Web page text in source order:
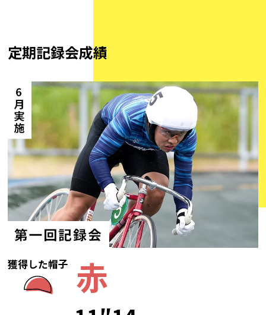
定期記録会成績
獲得した帽子 赤